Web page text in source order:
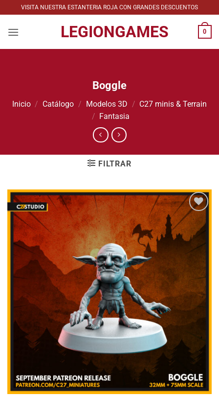
al
contenido
VISITA NUESTRA ESTANTERIA ROJA CON GRANDES DESCUENTOS
LEGIONGAMES 0
Boggle
Inicio / Catálogo / Modelos 3D / C27 minis & Terrain
/ Fantasia
FILTRAR
Añadir
a la
lista de
deseos